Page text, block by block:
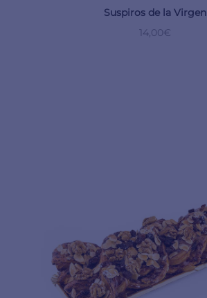
Suspiros de la Virgen
14,00€